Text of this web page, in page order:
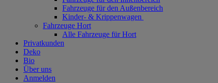
Fahrzeuge für den Außenbereich
Kinder- & Krippenwagen
Fahrzeuge Hort
Alle Fahrzeuge für Hort
Privatkunden
Deko
Bio
Über uns
Anmelden